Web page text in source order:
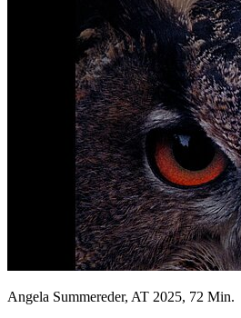
Angela Summereder, AT 2025, 72 Min.